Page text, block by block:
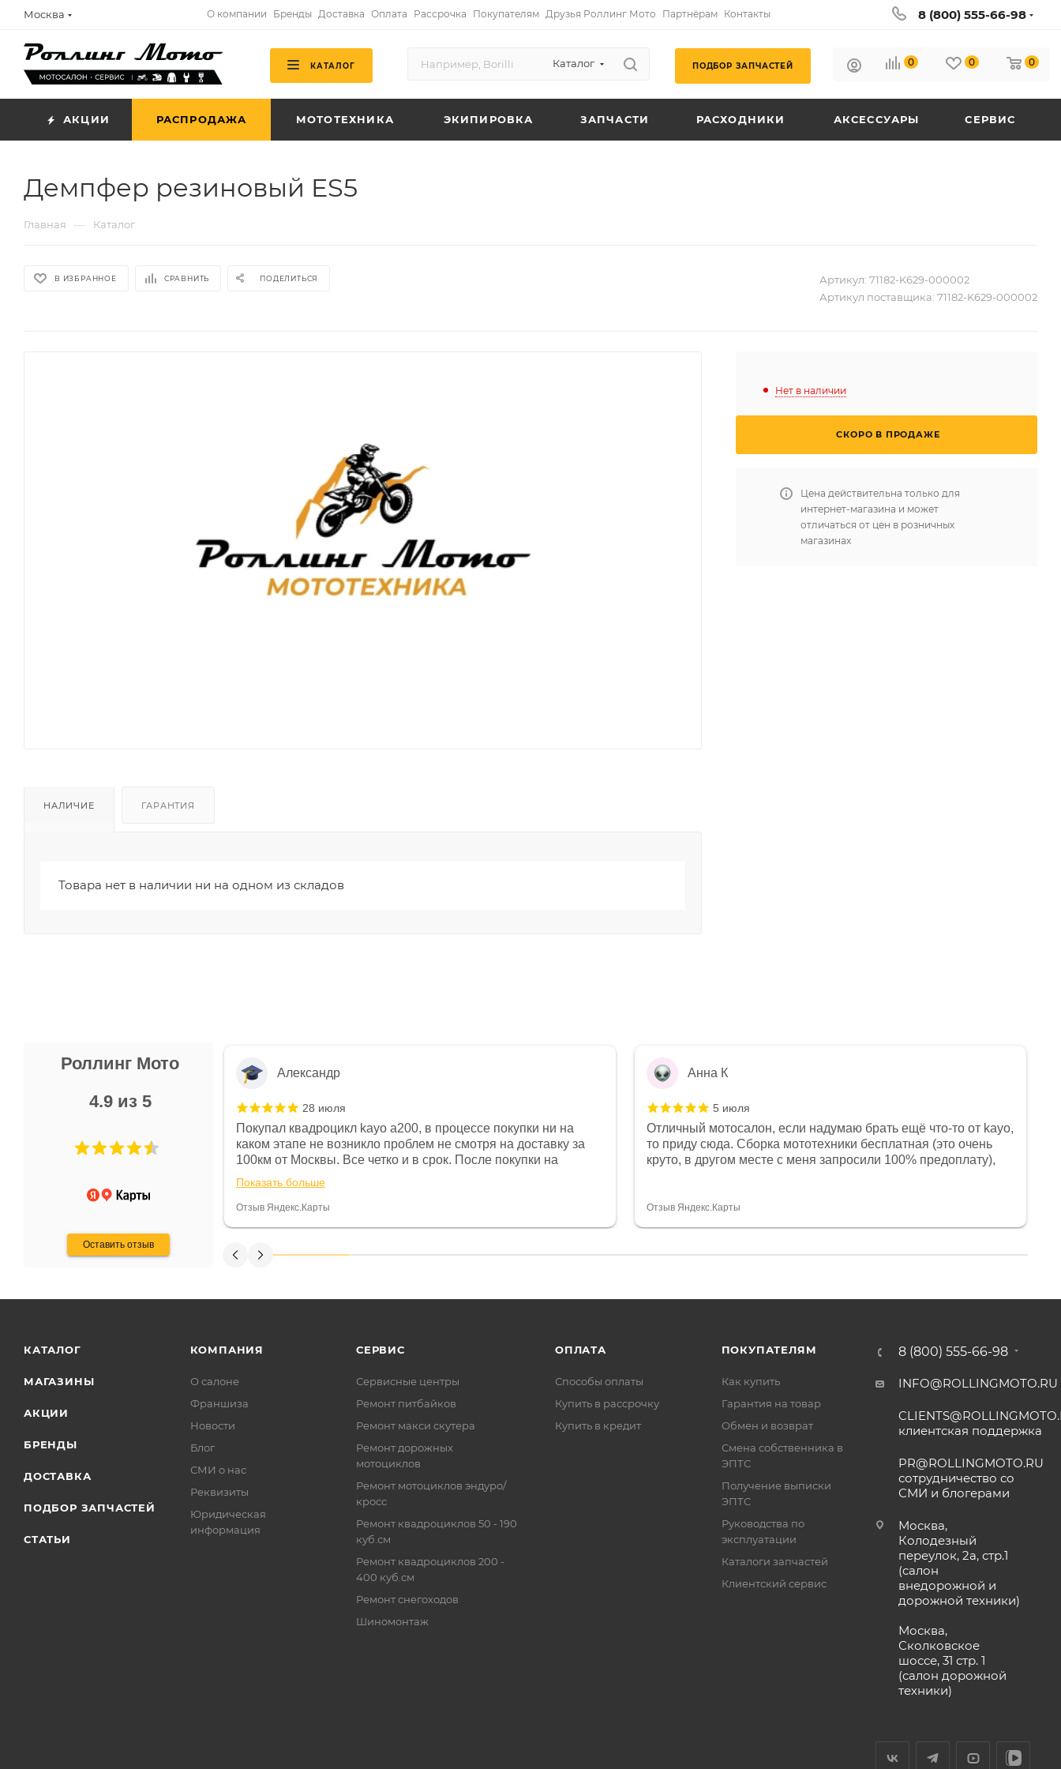
Москва О компании Бренды Доставка Оплата Рассрочка Покупателям Друзья Роллинг Мото Партнёрам Контакты 8 (800) 555-66-98
КАТАЛОГ Каталог ПОДБОР ЗАПЧАСТЕЙ 0 0 0
АКЦИИ РАСПРОДАЖА МОТОТЕХНИКА ЭКИПИРОВКА ЗАПЧАСТИ РАСХОДНИКИ АКСЕССУАРЫ СЕРВИС
Демпфер резиновый ES5
Главная — Каталог
В ИЗБРАННОЕ СРАВНИТЬ ПОДЕЛИТЬСЯ Артикул: 71182-K629-000002
Артикул поставщика: 71182-K629-000002
НАЛИЧИЕ ГАРАНТИЯ
Товара нет в наличии ни на одном из складов
Нет в наличии
СКОРО В ПРОДАЖЕ
Цена действительна только для
интернет-магазина и может
отличаться от цен в розничных
магазинах
Роллинг Мото
4.9 из 5
Оставить отзыв
Не понравились условия
и дают только на год)
Александр
28 июля
Покупал квадроцикл kayo a200, в процессе покупки ни на
каком этапе не возникло проблем не смотря на доставку за
100км от Москвы. Все четко и в срок. После покупки на
спидометре всегда был 0, при этом представители магазина
постоянно были на связи и в итоге проблема была решена.
Считаю, что это говорит о небезразличии к клиенту после
Показать больше
Отзыв Яндекс.Карты
Анна К
5 июля
Отличный мотосалон, если надумаю брать ещё что-то от kayo,
то приду сюда. Сборка мототехники бесплатная (это очень
круто, в другом месте с меня запросили 100% предоплату),
спасибо отдельное, всегда на связи, очень детально всё
Отзыв Яндекс.Карты
КАТАЛОГ
МАГАЗИНЫ
АКЦИИ
БРЕНДЫ
ДОСТАВКА
ПОДБОР ЗАПЧАСТЕЙ
СТАТЬИ
КОМПАНИЯ
О салоне
Франшиза
Новости
Блог
СМИ о нас
Реквизиты
Юридическая
информация
СЕРВИС
Сервисные центры
Ремонт питбайков
Ремонт макси скутера
Ремонт дорожных
мотоциклов
Ремонт мотоциклов эндуро/
кросс
Ремонт квадроциклов 50 - 190
куб.см
Ремонт квадроциклов 200 -
400 куб.см
Ремонт снегоходов
Шиномонтаж
ОПЛАТА
Способы оплаты
Купить в рассрочку
Купить в кредит
ПОКУПАТЕЛЯМ
Как купить
Гарантия на товар
Обмен и возврат
Смена собственника в
ЭПТС
Получение выписки
ЭПТС
Руководства по
эксплуатации
Каталоги запчастей
Клиентский сервис
8 (800) 555-66-98
INFO@ROLLINGMOTO.RU
клиентская поддержка
PR@ROLLINGMOTO.RU
сотрудничество со
СМИ и блогерами
Москва,
Колодезный
переулок, 2а, стр.1
(салон
внедорожной и
дорожной техники)
Москва,
Сколковское
шоссе, 31 стр. 1
(салон дорожной
техники)